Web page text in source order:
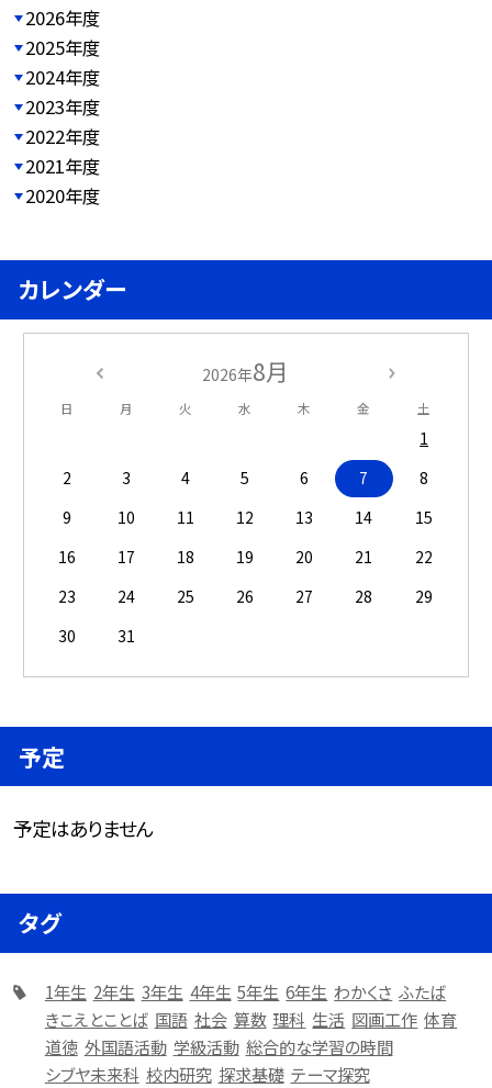
2026年度
2025年度
2024年度
2023年度
2022年度
2021年度
2020年度
カレンダー
2026年8月
日 月 火 水 木 金 土
1
2
3 4 5 6 7
8
9
10 11 12 13 14
15
16
17 18 19 20 21
22
23
24 25 26 27 28
29
30
31
予定
予定はありません
タグ
1年生 2年生 3年生 4年生 5年生 6年生 わかくさ ふたば
きこえとことば 国語 社会 算数 理科 生活 図画工作 体育
道徳 外国語活動 学級活動 総合的な学習の時間
シブヤ未来科 校内研究 探求基礎 テーマ探究